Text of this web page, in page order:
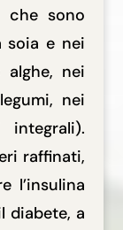
che sono
soia e nei
nei
nei
raffinati,
l’insulina
diabete, a